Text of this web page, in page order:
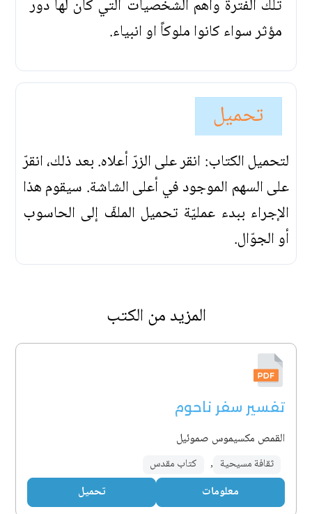
تلك الفترة وأهم الشخصيات التي كان لها دور
مؤثر سواء كانوا ملوكاً او انبياء.
تحميل
لتحميل الكتاب: انقر على الزرّ أعلاه. بعد ذلك، انقرّ
على السهم الموجود في أعلى الشاشة. سيقوم هذا
الإجراء ببدء عمليّة تحميل الملفّ إلى الحاسوب
أو الجوّال.
المزيد من الكتب
تفسير سفر ناحوم
القمص مكسيموس صموئيل
ثقافة مسيحية , كتاب مقدس
معلومات تحميل